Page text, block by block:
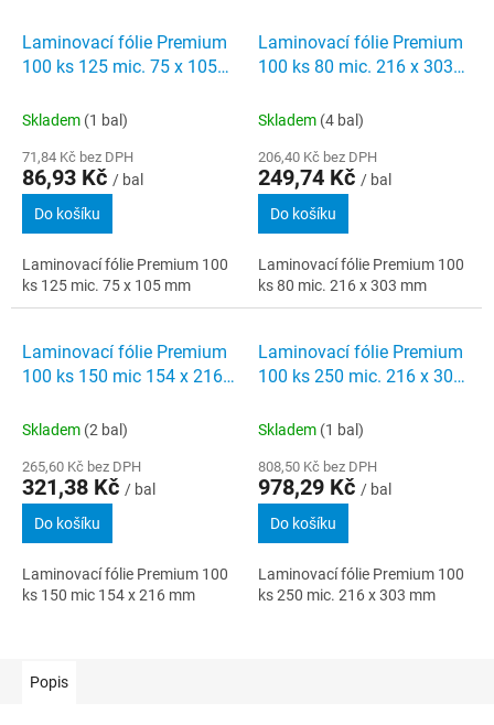
Laminovací fólie Premium
100 ks 125 mic. 75 x 105
Skladem (1 bal)
71,84 Kč bez DPH
86,93 Kč / bal
Do košíku
Laminovací fólie Premium 100
ks 125 mic. 75 x 105 mm
Laminovací fólie Premium
100 ks 80 mic. 216 x 303
Skladem (4 bal)
206,40 Kč bez DPH
249,74 Kč / bal
Do košíku
Laminovací fólie Premium 100
ks 80 mic. 216 x 303 mm
Laminovací fólie Premium
100 ks 150 mic 154 x 216
Skladem (2 bal)
265,60 Kč bez DPH
321,38 Kč / bal
Do košíku
Laminovací fólie Premium 100
ks 150 mic 154 x 216 mm
Laminovací fólie Premium
100 ks 250 mic. 216 x 303
Skladem (1 bal)
808,50 Kč bez DPH
978,29 Kč / bal
Do košíku
Laminovací fólie Premium 100
ks 250 mic. 216 x 303 mm
Popis